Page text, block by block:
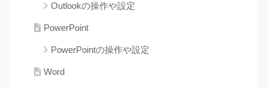
Outlookの操作や設定
PowerPoint
PowerPointの操作や設定
Word